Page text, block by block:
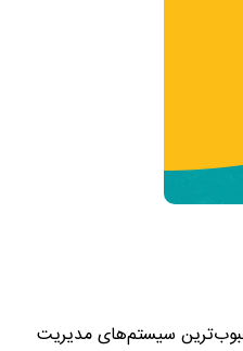
سیستم‌های مدیریت